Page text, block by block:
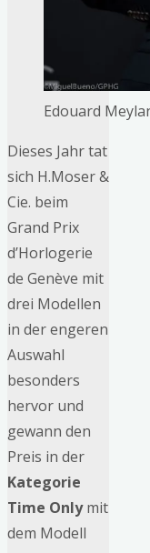
Edouard
Dieses Jahr tat
sich H.Moser &
Cie. beim
Grand Prix
d’Horlogerie
de Genève mit
drei Modellen
in der engeren
Auswahl
besonders
hervor und
gewann den
Preis in der
Kategorie
Time Onlymit
dem Modell